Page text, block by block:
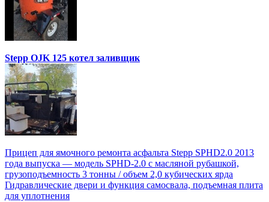
Stepp OJK 125 котел заливщик
Прицеп для ямочного ремонта асфальта Stepp SPHD2.0 2013
года выпуска — модель SPHD-2.0 с масляной рубашкой,
грузоподъемность 3 тонны / объем 2,0 кубических ярда
Гидравлические двери и функция самосвала, подъемная плита
для уплотнения